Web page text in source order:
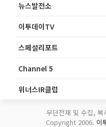
뉴스발전소
이투데이TV
스페셜리포트
Channel 5
위너스IR클럽
무단전재 및 수집, 복
Copyright 2006. 이